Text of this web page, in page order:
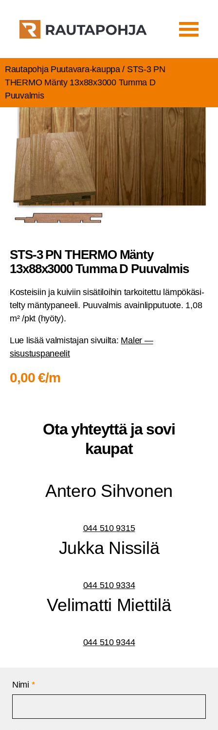
Rautapohja Puutavara-kauppa / STS‑3 PN
THER­MO Män­ty 13x88x3000 Tum­ma D
Puuvalmis
STS‑3 PN THER­MO Män­ty
13x88x3000 Tum­ma D Puuvalmis
Kos­tei­siin ja kui­viin sisä­ti­loi­hin tar­koi­tet­tu läm­pö­kä­si­
tel­ty män­ty­pa­nee­li. Puu­val­mis avain­lip­pu­tuo­te. 1,08
m² /pkt (hyö­ty).
Lue lisää val­mis­ta­jan sivuil­ta: Maler —
sisustuspaneelit
0,00 €/m
Ota yhteyt­tä ja sovi
kaupat
Ante­ro Sihvonen
044 510 9315
Juk­ka Nissilä
044 510 9334
Veli­mat­ti Miettilä
044 510 9344
Nimi *